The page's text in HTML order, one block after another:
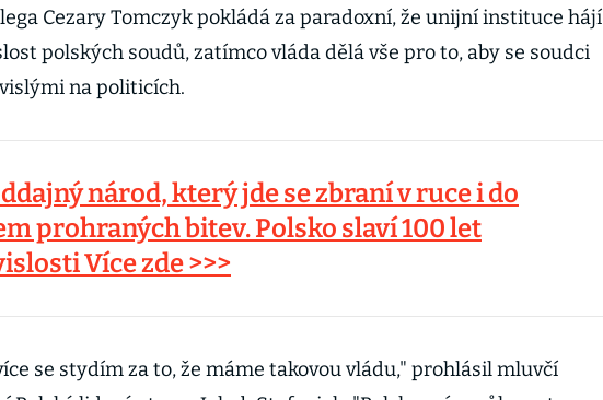
Cezary Tomczyk pokládá za paradoxní, že unijní instituce hájí
polských soudů, zatímco vláda dělá vše pro to, aby se soudci
na politicích.
národ, který jde se zbraní v ruce i do
prohraných bitev. Polsko slaví 100 let
Více zde >>>
se stydím za to, že máme takovou vládu," prohlásil mluvčí